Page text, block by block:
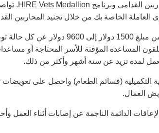
القدامى وبرنامج HIRE Vets Medallion
.
العاملة الخاصة بك من خلال تجنيد المحاربين
.احصل على إعفاءات ضريبية تتراوح
المساعدة المؤقتة للأسر المحتاجة أو
لمدة تزيد عن ستة أشهر وأكثر من ذلك.
(قسائم الطعام) واحصل على تعويضات
العمال.
الدائمة الناجمة عن إصابات أثناء